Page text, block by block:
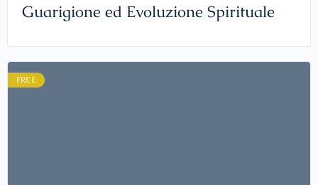
Guarigione ed Evoluzione Spirituale
FREE